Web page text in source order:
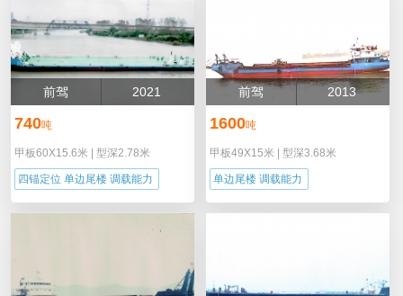
前驾 2021
740吨
甲板60X15.6米 型深2.78米
四锚定位 单边尾楼 调载能力
前驾 2013
1600吨
甲板49X15米 型深3.68米
单边尾楼 调载能力